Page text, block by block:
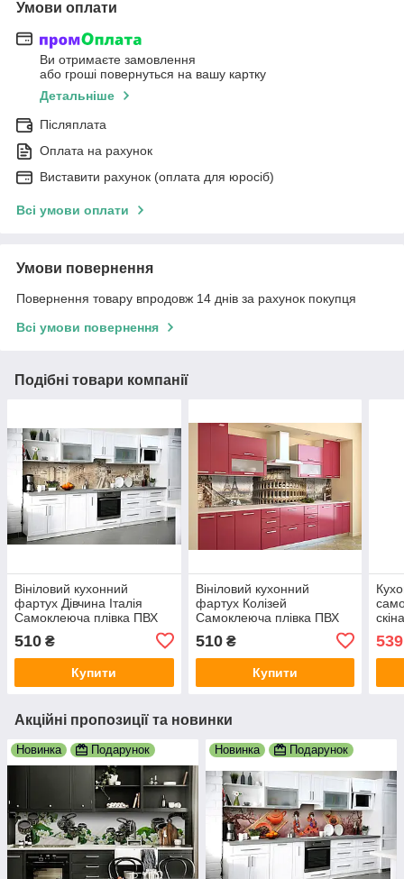
Умови оплати
Ви отримаєте замовлення
або гроші повернуться на вашу картку
Детальніше
Післяплата
Оплата на рахунок
Виставити рахунок (оплата для юросіб)
Всі умови оплати
Умови повернення
Повернення товару впродовж 14 днів за рахунок покупця
Всі умови повернення
Подібні товари компанії
Вініловий кухонний
фартух Дівчина Італія
Самоклеюча плівка ПВХ
Бежевий 600х2000 мм
510 ₴
Купити
Вініловий кухонний
фартух Колізей
Самоклеюча плівка ПВХ
Рим Бежевий 600х2000
мм
510₴
Купити
Акційні пропозиції та новинки
Новинка Подарунок Новинка Подарунок